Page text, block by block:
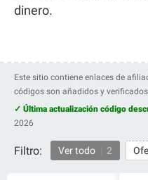
dinero.
Este sitio contiene enlaces de
códigos son añadidos y
✓ Última actualización código
2026
Filtro: Ver todo 2